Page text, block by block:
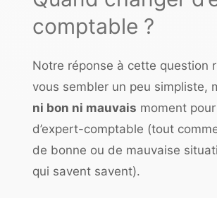
comptable ?
Notre réponse à cette question
vous sembler un peu simpliste,
ni bon ni mauvais moment
d’expert-comptable (tout
de bonne ou de mauvaise
qui savent savent).